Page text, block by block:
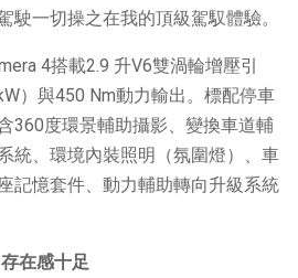
駛一切操之在我的頂級駕馭體驗。
4搭載2.9 升V6雙渦輪增壓引
）與450 Nm動力輸出。標配停車
360度環景輔助攝影、變換車道輔
統、環境內裝照明（氛圍燈）、車
記憶套件、動力輔助轉向升級系統
存在感十足